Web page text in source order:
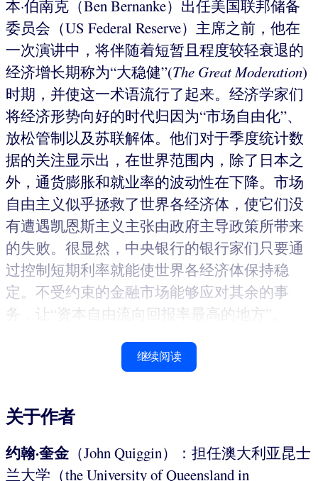
本·伯南克（Ben Bernanke）出任美国联邦储备
委员会（US Federal Reserve）主席之前，他在
一次演讲中，将伴随着短暂且程度较轻衰退的
经济增长期称为“大稳健”(The Great Moderation)
时期，并使这一术语流行了起来。经济学家们
将经济形势向好的时代归因为“市场自由化”、
放松管制以及苏联解体。他们对于季度统计数
据的关注显示出，在世界范围内，除了日本之
外，通货膨胀和就业率的波动性在下降。市场
自由主义似乎拯救了世界各经济体，使它们没
有遭遇凯恩斯主义主张由政府主导政策所带来
的失败。很显然，中央银行的银行家们只要通
过控制短期利率就能使世界各经济体保持稳
定。不受约束的金融市场能够应对其余的事
务，让“资本自由流向回报率最高的地方”。
继续阅读
关于作者
约翰·奎金 （John Quiggin）：担任澳大利亚昆士
兰大学（the University of Queensland in